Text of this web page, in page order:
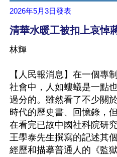
2026年5月3日發表
清華水暖工被扣上哀悼
林輝
【人民報消息】在一個專
社會中，人如螻蟻是一點
過分的。雖然看了不少關
時代的歷史書、回憶錄，
在看完已故中國社科院研
王學泰先生撰寫的記述其
經歷和描摹普通人的《監